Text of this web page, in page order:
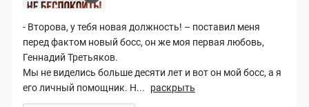
- Второва, у тебя новая должность! – поставил меня
перед фактом новый босс, он же моя первая любовь,
Геннадий Третьяков.
Мы не виделись больше десяти лет и вот он мой босс, а я
его личный помощник. Н...
раскрыть